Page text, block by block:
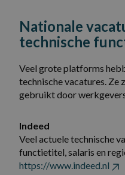
Nationale
technische
Veel grote platforms
technische vacatures. Ze
gebruikt door
Indeed
Veel actuele technische
functietitel, salaris en
https://www.indeed.nl